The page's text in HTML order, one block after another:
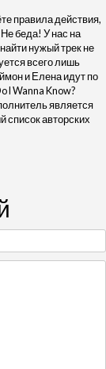
правила действия,
беда! У нас на
нужый трек не
всего лишь
и Елена идут по
I Wanna Know?
является
список авторских